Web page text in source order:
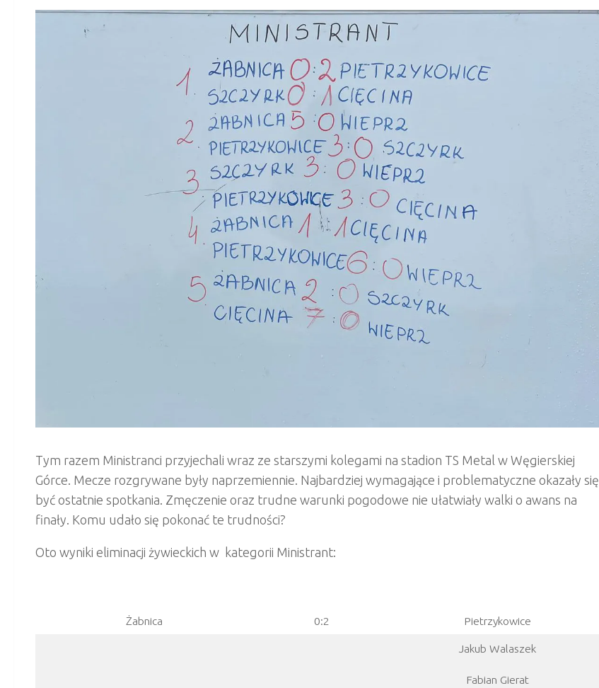
Tym razem Ministranci przyjechali wraz ze starszymi kolegami na stadion TS Metal w Węgierskiej
Górce. Mecze rozgrywane były naprzemiennie. Najbardziej wymagające i problematyczne okazały się
być ostatnie spotkania. Zmęczenie oraz trudne warunki pogodowe nie ułatwiały walki o awans na
finały. Komu udało się pokonać te trudności?
Oto wyniki eliminacji żywieckich w kategorii Ministrant:
Żabnica 0:2 Pietrzykowice
Jakub Walaszek
Fabian Gierat